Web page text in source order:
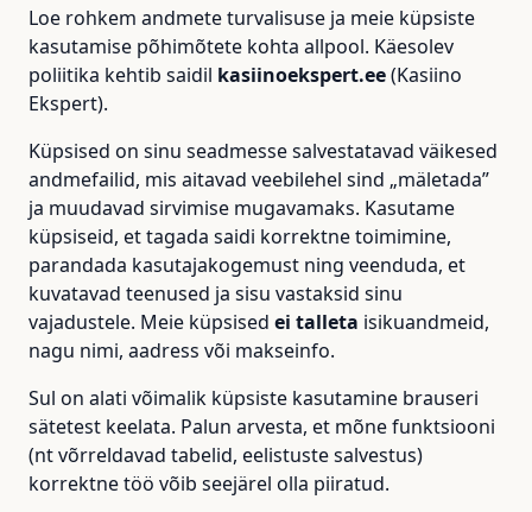
Loe rohkem andmete turvalisuse ja meie küpsiste
kasutamise põhimõtete kohta allpool. Käesolev
poliitika kehtib saidil kasiinoekspert.ee(Kasiino
Ekspert).
Küpsised on sinu seadmesse salvestatavad väikesed
andmefailid, mis aitavad veebilehel sind „mäletada”
ja muudavad sirvimise mugavamaks. Kasutame
küpsiseid, et tagada saidi korrektne toimimine,
parandada kasutajakogemust ning veenduda, et
kuvatavad teenused ja sisu vastaksid sinu
vajadustele. Meie küpsised ei talleta isikuandmeid,
nagu nimi, aadress või makseinfo.
Sul on alati võimalik küpsiste kasutamine brauseri
sätetest keelata. Palun arvesta, et mõne funktsiooni
(nt võrreldavad tabelid, eelistuste salvestus)
korrektne töö võib seejärel olla piiratud.